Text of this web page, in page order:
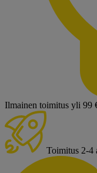
Ilmainen toimitus yli 99
Toimitus 2-4